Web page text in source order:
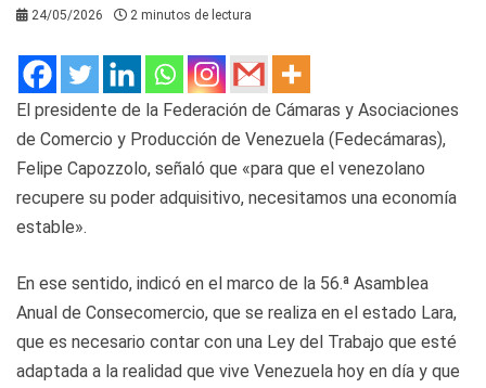
24/05/2026 2 minutos de lectura
El presidente de la Federación de Cámaras y Asociaciones
de Comercio y Producción de Venezuela (Fedecámaras),
Felipe Capozzolo, señaló que «para que el venezolano
recupere su poder adquisitivo, necesitamos una economía
estable».
En ese sentido, indicó en el marco de la 56.ª Asamblea
Anual de Consecomercio, que se realiza en el estado Lara,
que es necesario contar con una Ley del Trabajo que esté
adaptada a la realidad que vive Venezuela hoy en día y que